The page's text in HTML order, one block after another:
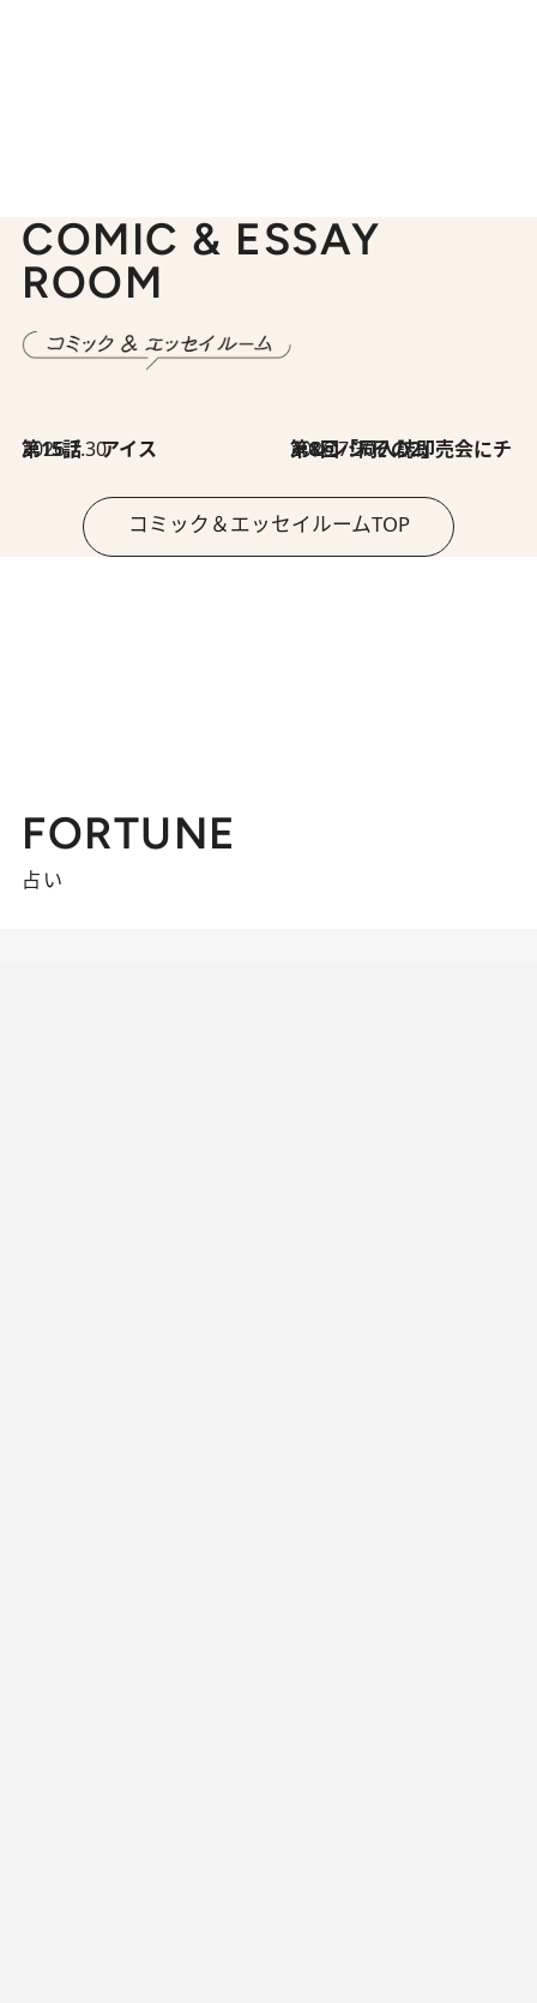
COMIC & ESSAY
ROOM
2026.7.30
第15話 アイス 2026.7.30
第8回「同人誌即売会にチャレンジ その2」
コミック＆エッセイルームTOP
FORTUNE
占い